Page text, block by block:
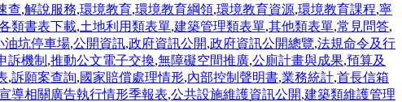
查,解說服務,環境教育,環境教育綱領,環境教育資源,環境教育課程,寧
類書表下載,土地利用類表單,建築管理類表單,其他類表單,常見問答,
油坑停車場,公開資訊,政府資訊公開,政府資訊公開總覽,法規命令及行
訴機制 ,推動公文電子交換,無障礙空間推廣,公廁計畫與成果,預算及
,訴願案查詢,國家賠償處理情形,內部控制聲明書,業務統計,首長信箱
導相關廣告執行情形季報表,公共設施維護資訊公開,建築類維護管理